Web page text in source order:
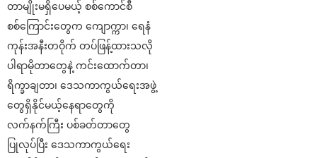
တာမျိုးမရှိပေမယ့် စစ်ကောင်စီ
စစ်ကြောင်းတွေက ကျောက္ကာ၊ ရေနံ
ကုန်းအနီးတဝိုက် တပ်ဖြန့်ထားသလို
ပါရာမိုတာတွေနဲ့ ကင်းထောက်တာ၊
ရိက္ခာချတာ၊ ဒေသကာကွယ်ရေးအဖွဲ့
တွေရှိနိုင်မယ့်နေရာတွေကို
လက်နက်ကြီး ပစ်ခတ်တာတွေ
ပြုလုပ်ပြီး ဒေသကာကွယ်ရေး